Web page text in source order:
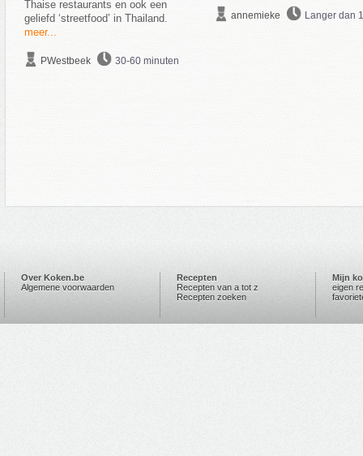
Thaise restaurants en ook een
geliefd ‘streetfood’ in Thailand.
meer...
PWestbeek 30-60 minuten
annemieke Langer dan
Over Koken.be
Algemene voorwaarden
Recepten
Recepten van a tot z
Recepten zoeken
Mijn
eigen